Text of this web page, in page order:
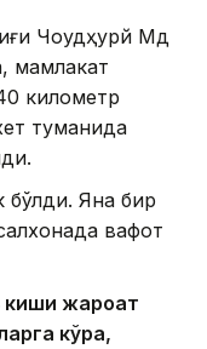
Чоудҳурй Мд
мамлакат
километр
туманида
бўлди. Яна бир
вафот
киши жароҳат
кўра,